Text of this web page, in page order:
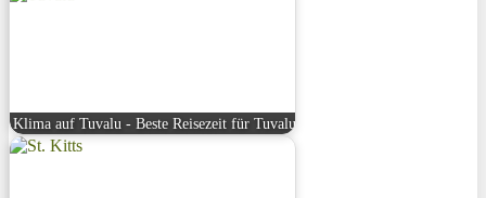
Klima auf Tuvalu - Beste Reisezeit für Tuvalu